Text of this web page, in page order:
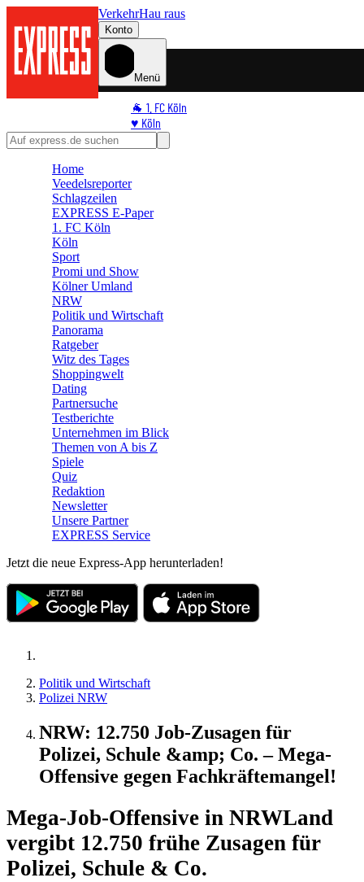
VerkehrHau raus
Konto
Menü
🐐 1. FC Köln
♥️ Köln
⭐ Promi
🛒 Shoppingwelt
Home
Veedelsreporter
Schlagzeilen
EXPRESS E-Paper
1. FC Köln
Köln
Sport
Promi und Show
Kölner Umland
NRW
Politik und Wirtschaft
Panorama
Ratgeber
Witz des Tages
Shoppingwelt
Dating
Partnersuche
Testberichte
Unternehmen im Blick
Themen von A bis Z
Spiele
Quiz
Redaktion
Newsletter
Unsere Partner
EXPRESS Service
Jetzt die neue Express-App herunterladen!
Politik und Wirtschaft
Polizei NRW
NRW: 12.750 Job-Zusagen für
Polizei, Schule &amp; Co. – Mega-
Offensive gegen Fachkräftemangel!
Mega-Job-Offensive in NRWLand
vergibt 12.750 frühe Zusagen für
Polizei, Schule & Co.